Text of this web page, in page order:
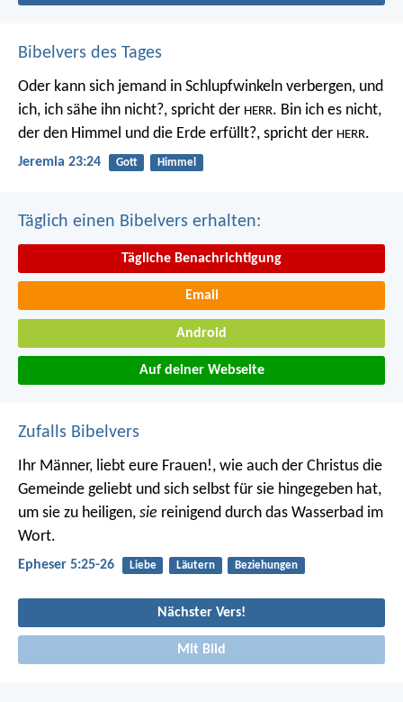
Bibelvers des Tages
Oder kann sich jemand in Schlupfwinkeln verbergen, und
ich, ich sähe ihn nicht?, spricht der HERR. Bin ich es nicht,
der den Himmel und die Erde erfüllt?, spricht der HERR.
Jeremia 23:24 Gott Himmel
Täglich einen Bibelvers erhalten:
Tägliche Benachrichtigung
Email
Android
Auf deiner Webseite
Zufalls Bibelvers
Ihr Männer, liebt eure Frauen!, wie auch der Christus die
Gemeinde geliebt und sich selbst für sie hingegeben hat,
um sie zu heiligen, sie reinigend durch das Wasserbad im
Wort.
Epheser 5:25-26 Liebe Läutern Beziehungen
Nächster Vers!
Mit Bild